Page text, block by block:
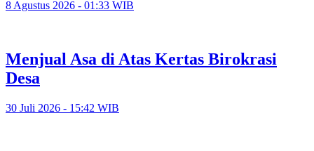
8 Agustus 2026 - 01:33 WIB
Menjual Asa di Atas Kertas Birokrasi
Desa
30 Juli 2026 - 15:42 WIB